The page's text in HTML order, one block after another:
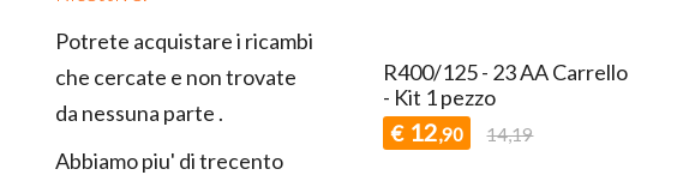
R400/125 - 23 AA Carrello
- Kit 1 pezzo
€ 12,90 14,19
Potrete acquistare i ricambi
che cercate e non trovate
da nessuna parte .
Abbiamo piu' di trecento